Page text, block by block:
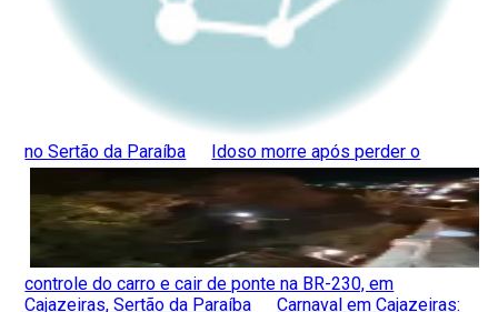
no Sertão da Paraíba Idoso morre após perder o
controle do carro e cair de ponte na BR-230, em
Cajazeiras, Sertão da Paraíba
Carnaval em Cajazeiras: